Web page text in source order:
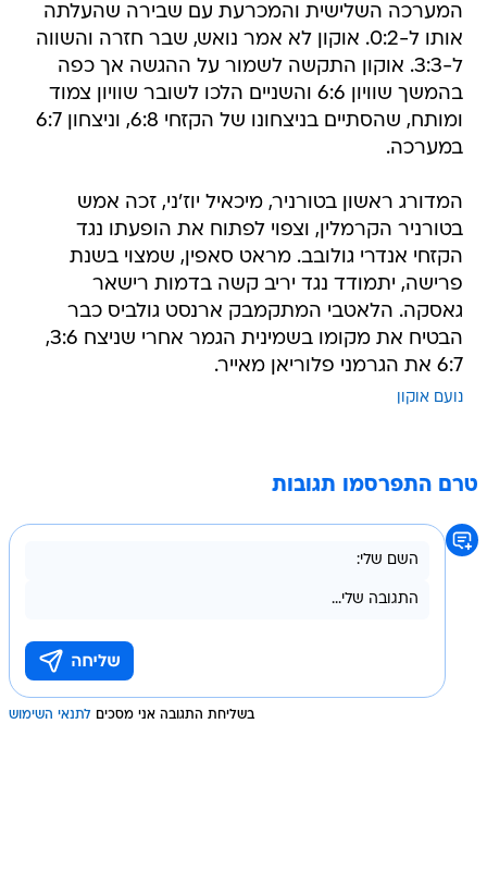
המערכה השלישית והמכרעת עם שבירה שהעלתה
אותו ל-0:2. אוקון לא אמר נואש, שבר חזרה והשווה
ל-3:3. אוקון התקשה לשמור על ההגשה אך כפה
בהמשך שוויון 6:6 והשניים הלכו לשובר שוויון צמוד
ומותח, שהסתיים בניצחונו של הקזחי 6:8, וניצחון 6:7
במערכה.
המדורג ראשון בטורניר, מיכאיל יוז'ני, זכה אמש
בטורניר הקרמלין, וצפוי לפתוח את הופעתו נגד
הקזחי אנדרי גולובב. מראט סאפין, שמצוי בשנת
פרישה, יתמודד נגד יריב קשה בדמות רישאר
גאסקה. הלאטבי המתקמבק ארנסט גולביס כבר
הבטיח את מקומו בשמינית הגמר אחרי שניצח 3:6,
6:7 את הגרמני פלוריאן מאייר.
נועם אוקון
טרם התפרסמו תגובות
בשליחת התגובה אני מסכים לתנאי השימוש